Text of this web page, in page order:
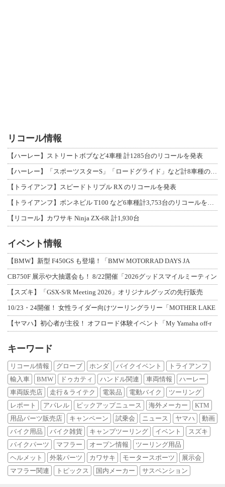
リコール情報
【ハーレー】ストリートボブなど4車種 計1285台のリコールを発表
【トライアンフ】スピードトリプル RX のリコールを発表
【リコール】カワサキ Ninja ZX-6R 計1,930台
イベント情報
【BMW】新型 F450GS も登場！「BMW MOTORRAD DAYS JA
CB750F 展示や大抽選会も！ 8/22開催「2026グッドスマイルミーティン
【スズキ】「GSX-S/R Meeting 2026」オリジナルグッズの先行販売
10/23・24開催！ 女性ライダー向けツーリングラリー「MOTHER LAKE
【ヤマハ】初心者が主役！ オフロード体験イベント「My Yamaha off-r
キーワード
リコール情報 グローブ ホンダ バイクイベント
トライアンフ
輸入車
BMW ドゥカティ ハンドル関連 車両情報
ハーレー
車両販売店
走行＆ライテク 電装品 電動バイク
ツーリング
レポート
アパレル ピックアップニュース 海外メーカー
KTM
用品パーツ販売店
キャンペーン 試乗会 ニュース ヤマハ
動画
バイク用品
バイク雑貨 キャンプツーリング イベント
スズキ
バイクパーツ
マフラー オープン情報
ツーリング用品
ヘルメット
外装パーツ カワサキ モータースポーツ
展示会
マフラー関連
トピックス 国内メーカー サスペンション